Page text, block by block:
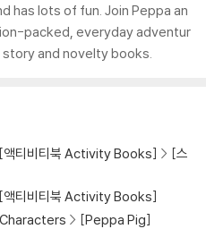
has lots of fun. Join Peppa an
packed, everyday adventur
and novelty books.
[액티비티북 Activity Books]
[스
[액티비티북 Activity Books]
[Peppa Pig]